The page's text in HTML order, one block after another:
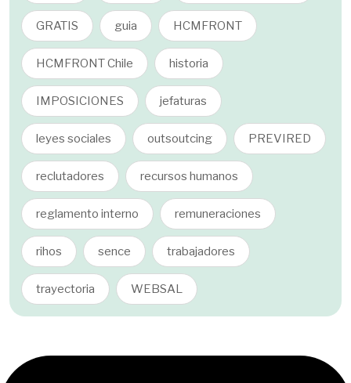
GRATIS guia HCMFRONT
HCMFRONT Chile historia
IMPOSICIONES jefaturas
leyes sociales outsoutcing PREVIRED
reclutadores recursos humanos
reglamento interno remuneraciones
rihos sence trabajadores
trayectoria WEBSAL